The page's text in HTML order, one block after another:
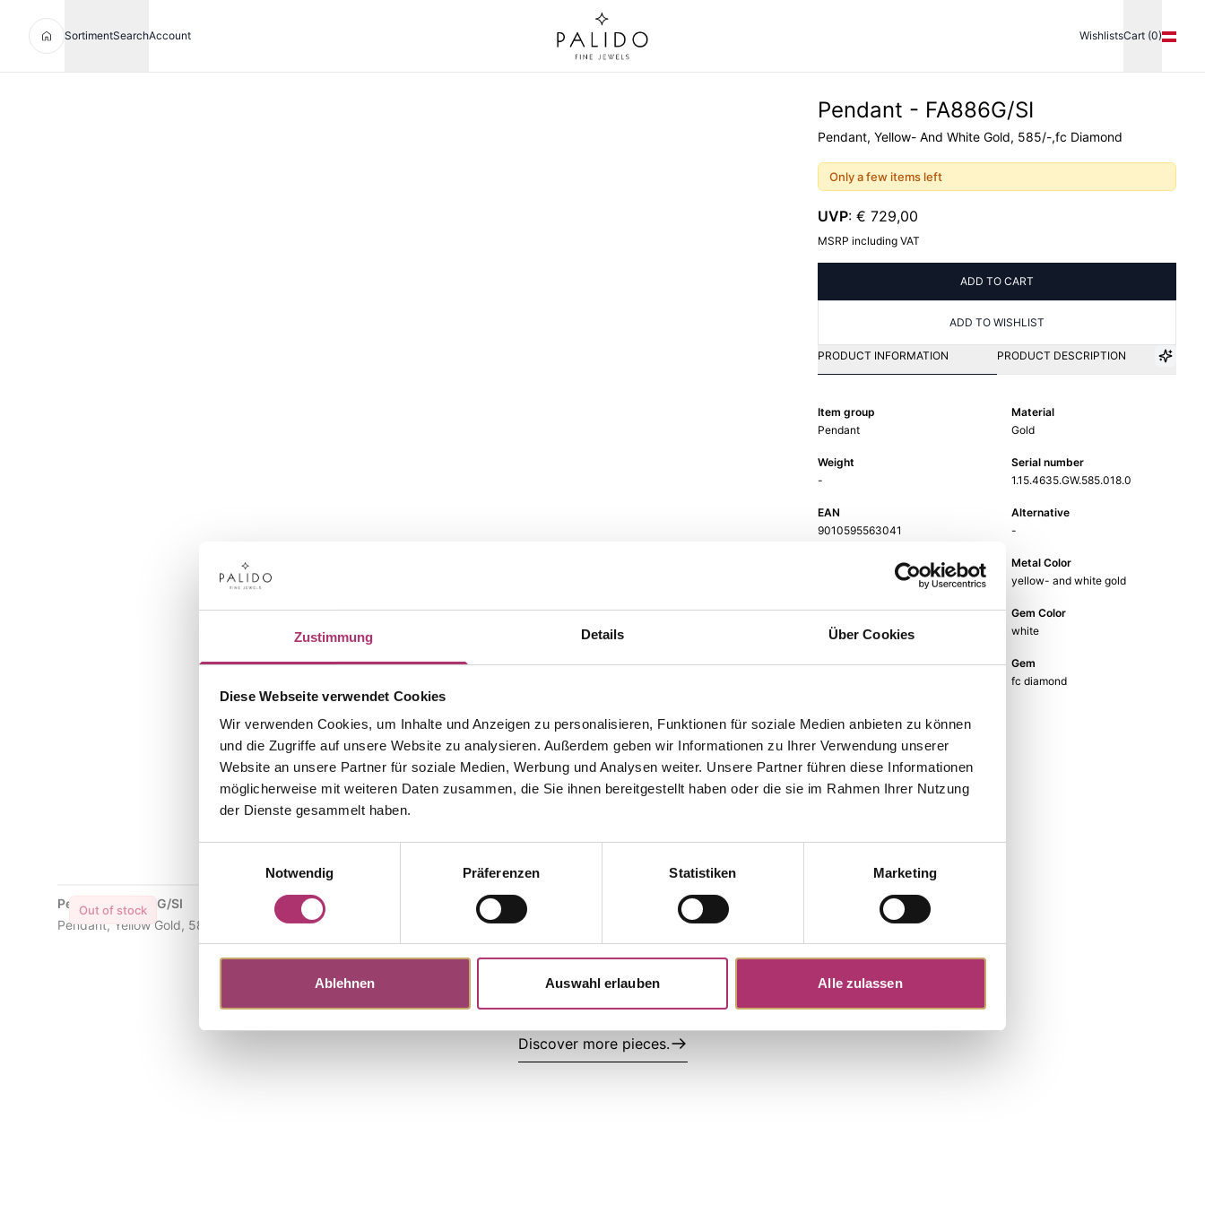
Zustimmung Details Über Cookies
Diese Webseite verwendet Cookies
Wir verwenden Cookies, um Inhalte und Anzeigen zu personalisieren, Funktionen für soziale Medien anbieten zu können
und die Zugriffe auf unsere Website zu analysieren. Außerdem geben wir Informationen zu Ihrer Verwendung unserer
Website an unsere Partner für soziale Medien, Werbung und Analysen weiter. Unsere Partner führen diese Informationen
möglicherweise mit weiteren Daten zusammen, die Sie ihnen bereitgestellt haben oder die sie im Rahmen Ihrer Nutzung
der Dienste gesammelt haben.
Notwendig
Präferenzen Statistiken Marketing
Ablehnen Auswahl erlauben Alle zulassen
SortimentSearchAccount WishlistsCart (0)
Pendant - FA886G/SI
Pendant, Yellow- And White Gold, 585/-,fc Diamond
Only a few items left
UVP: € 729,00
MSRP including VAT
ADD TO CART
ADD TO WISHLIST
PRODUCT INFORMATION PRODUCT DESCRIPTION
Item group
Pendant
Material
Gold
Weight
-
Serial number
1.15.4635.GW.585.018.0
EAN
9010595563041
Alternative
-
Metal Fineness
Metal Color
yellow- and white gold
Size
Gem Color
white
Gem Type
Gem
fc diamond
The matching pieces from this
collection.
Out of stock
Pendant · FA885G/SI
Pendant, Yellow Gold, 585/-,fc Diamond
Stud Earrings · FA887G/SI
Earring, Yellow Gold, 585/-,fc Diamond
Ring · FA884G/SI
Ring, Yellow- And White Gold, 585/-,fc
Diamond
Discover more pieces.